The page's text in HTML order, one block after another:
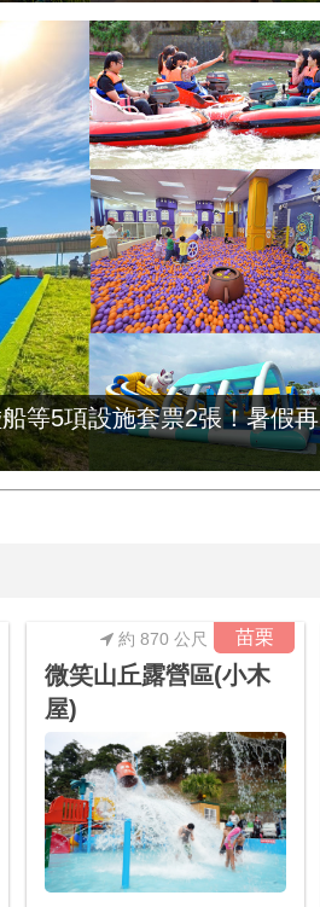
等5項設施套票2張！暑假再
苗栗
約 870 公尺
微笑山丘露營區(小木
屋)